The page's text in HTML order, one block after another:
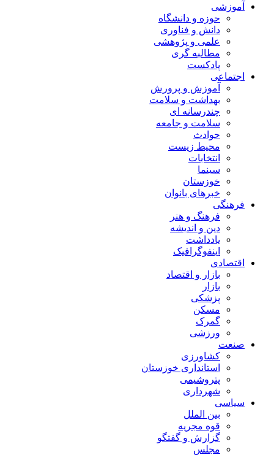
آموزشی
حوزه و دانشگاه
دانش و فناوری
علمی و پژوهشی
مطالبه گری
پادکست
اجتماعی
آموزش و پرورش
بهداشت و سلامت
چندرسانه ای
سلامت و جامعه
حوادث
محیط زیست
انتخابات
سینما
خوزستان
خبرهای بانوان
فرهنگی
فرهنگ و هنر
دین و اندیشه
یادداشت
اینفوگرافیک
اقتصادی
بازار و اقتصاد
بازار
پزشکی
مسکن
گمرک
ورزشی
صنعت
کشاورزی
استانداری خوزستان
پتروشیمی
شهرداری
سیاسی
بین الملل
قوه مجریه
گزارش و گفتگو
مجلس